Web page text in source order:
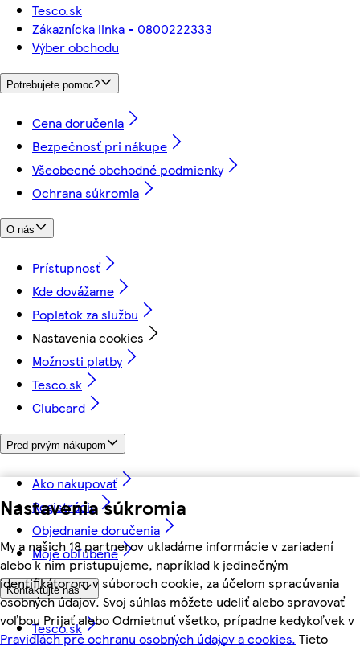
Nastavenia súkromia
My a našich 18 partnerov ukladáme informácie v zariadení
alebo k nim pristupujeme, napríklad k jedinečným
identifikátorom v súboroch cookie, za účelom spracúvania
osobných údajov. Svoj súhlas môžete udeliť alebo spravovať
voľbou Prijať alebo Odmietnuť všetko, prípadne kedykoľvek v
Pravidlách pre ochranu osobných údajov a cookies. Tieto
Tesco.sk
Zákaznícka linka - 0800222333
Výber obchodu
Potrebujete pomoc?
Cena doručenia
Bezpečnosť pri nákupe
Všeobecné obchodné podmienky
Ochrana súkromia
O nás
Prístupnosť
Kde dovážame
Poplatok za službu
Nastavenia cookies
Možnosti platby
Tesco.sk
Clubcard
Pred prvým nákupom
Ako nakupovať
Registrácia
Objednanie doručenia
Moje obľúbené
Kontaktujte nás
Tesco.sk